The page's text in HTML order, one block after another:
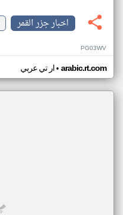
اخبار جزر القمر
PG03WV
ار تي عربي• arabic.rt.com